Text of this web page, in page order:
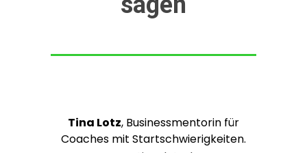
Tina Lotz, Businessmentorin für
Coaches mit Startschwierigkeiten.